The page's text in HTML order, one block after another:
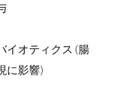
イオティクス (腸
に影響)